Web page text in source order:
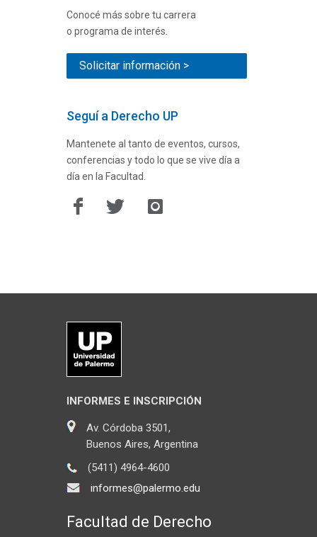
Conocé más sobre tu carrera
o programa de interés.
Solicitar información >
Seguí a Derecho UP
Mantenete al tanto de eventos, cursos,
conferencias y todo lo que se vive día a
día en la Facultad.
INFORMES E INSCRIPCIÓN
Av. Córdoba 3501,
Buenos Aires, Argentina
(5411) 4964-4600
informes@palermo.edu
Facultad de Derecho